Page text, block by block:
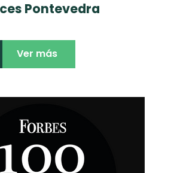
Pontevedra
Ver más